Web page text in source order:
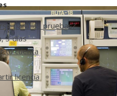
para las pruebas?
3 días
tu cuenta
licencia